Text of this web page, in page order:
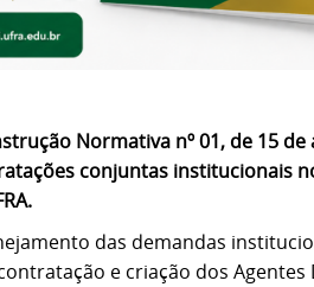
Normativa nº 01, de 15 de
conjuntas institucionais
das demandas
e criação dos